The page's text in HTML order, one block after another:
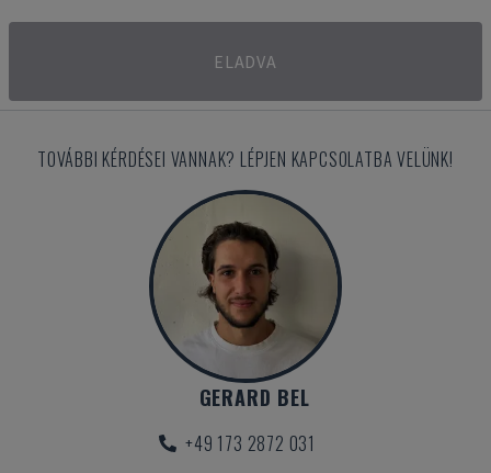
ELADVA
TOVÁBBI KÉRDÉSEI VANNAK? LÉPJEN KAPCSOLATBA VELÜNK!
GERARD BEL
+49 173 2872 031